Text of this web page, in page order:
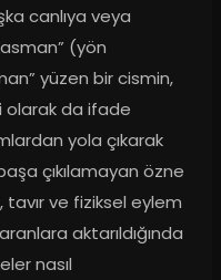
canlıya veya
(yön
yüzen bir cismin,
olarak da ifade
yola çıkarak
çıkılamayan özne
ve fiziksel eylem
aktarıldığında
nasıl